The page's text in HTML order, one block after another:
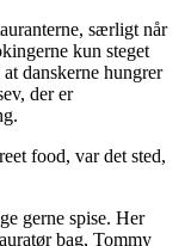
særligt når
kun steget
danskerne hungrer
der er
food, var det sted,
gerne spise. Her
bag, Tommy